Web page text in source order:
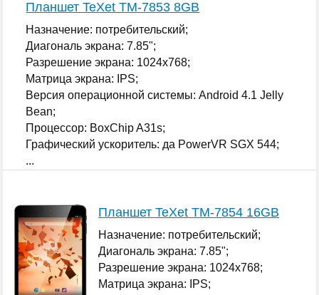
Планшет TeXet TM-7853 8GB
Назначение: потребительский;
Диагональ экрана: 7.85";
Разрешение экрана: 1024x768;
Матрица экрана: IPS;
Версия операционной системы: Android 4.1 Jelly
Bean;
Процессор: BoxChip A31s;
Графический ускоритель: да PowerVR SGX 544;
...
Планшет TeXet TM-7854 16GB
Назначение: потребительский;
Диагональ экрана: 7.85";
Разрешение экрана: 1024x768;
Матрица экрана: IPS;